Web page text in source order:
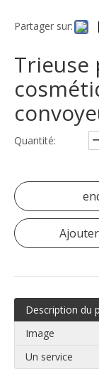
Partager sur:
Trieuse
Quantité:
Description du
Image
Un service